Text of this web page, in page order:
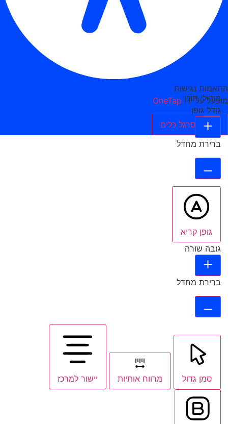
התאמות נגישות
מופעל על ידי OneTap
הסתר סרגל כלים
מודולי תוכן
גודל גופן
ברירת מחדל
גופן קריא
גובה שורה
ברירת מחדל
סמן גדול מרווח אותיות יישור למרכז